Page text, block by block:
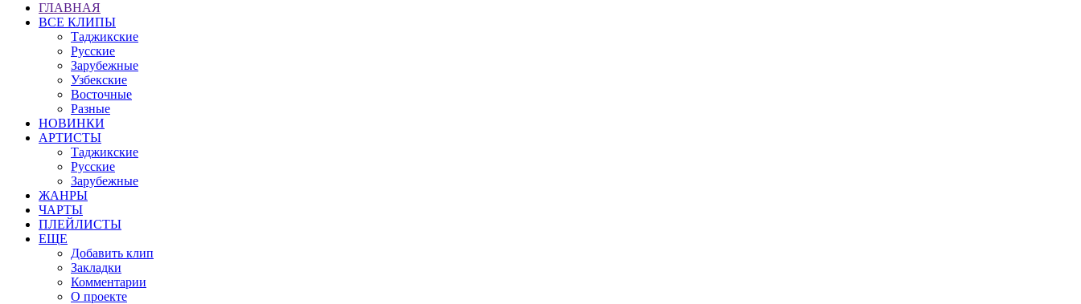
ГЛАВНАЯ
ВСЕ КЛИПЫ
Таджикские
Русские
Зарубежные
Узбекские
Восточные
Разные
НОВИНКИ
АРТИСТЫ
Таджикские
Русские
Зарубежные
ЖАНРЫ
ЧАРТЫ
ПЛЕЙЛИСТЫ
ЕЩЕ
Добавить клип
Закладки
Комментарии
О проекте